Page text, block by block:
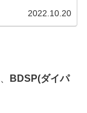
2022.10.20
BDSP(ダイパ